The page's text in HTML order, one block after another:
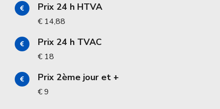
Prix 24 h HTVA
€ 14,88
Prix 24 h TVAC
€ 18
Prix 2ème jour et +
€ 9